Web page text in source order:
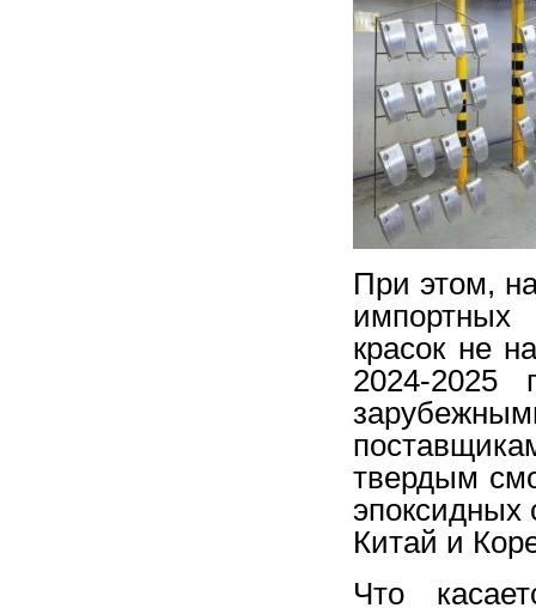
При этом,
красок не
2024-2025
твердым
эпоксидных
Китай и
Что